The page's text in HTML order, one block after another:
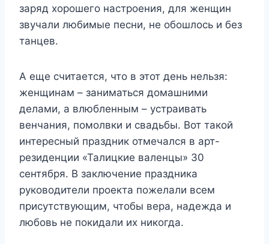
заряд хорошего настроения, для женщин
звучали любимые песни, не обошлось и без
танцев.
А еще считается, что в этот день нельзя:
женщинам – заниматься домашними
делами, а влюбленным – устраивать
венчания, помолвки и свадьбы. Вот такой
интересный праздник отмечался в арт-
резиденции «Талицкие валенцы» 30
сентября. В заключение праздника
руководители проекта пожелали всем
присутствующим, чтобы вера, надежда и
любовь не покидали их никогда.